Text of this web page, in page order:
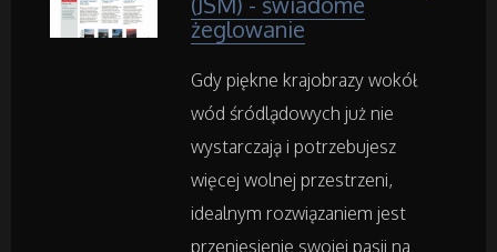
Rekreacja
Imprezy Integracyjne
żeglowanie
Gdy piękne krajobrazy wokół
wód śródlądowych już nie
wystarczają i potrzebujesz
więcej wolnej przestrzeni,
idealnym rozwiązaniem jest
przeniesienie swojej pasji na